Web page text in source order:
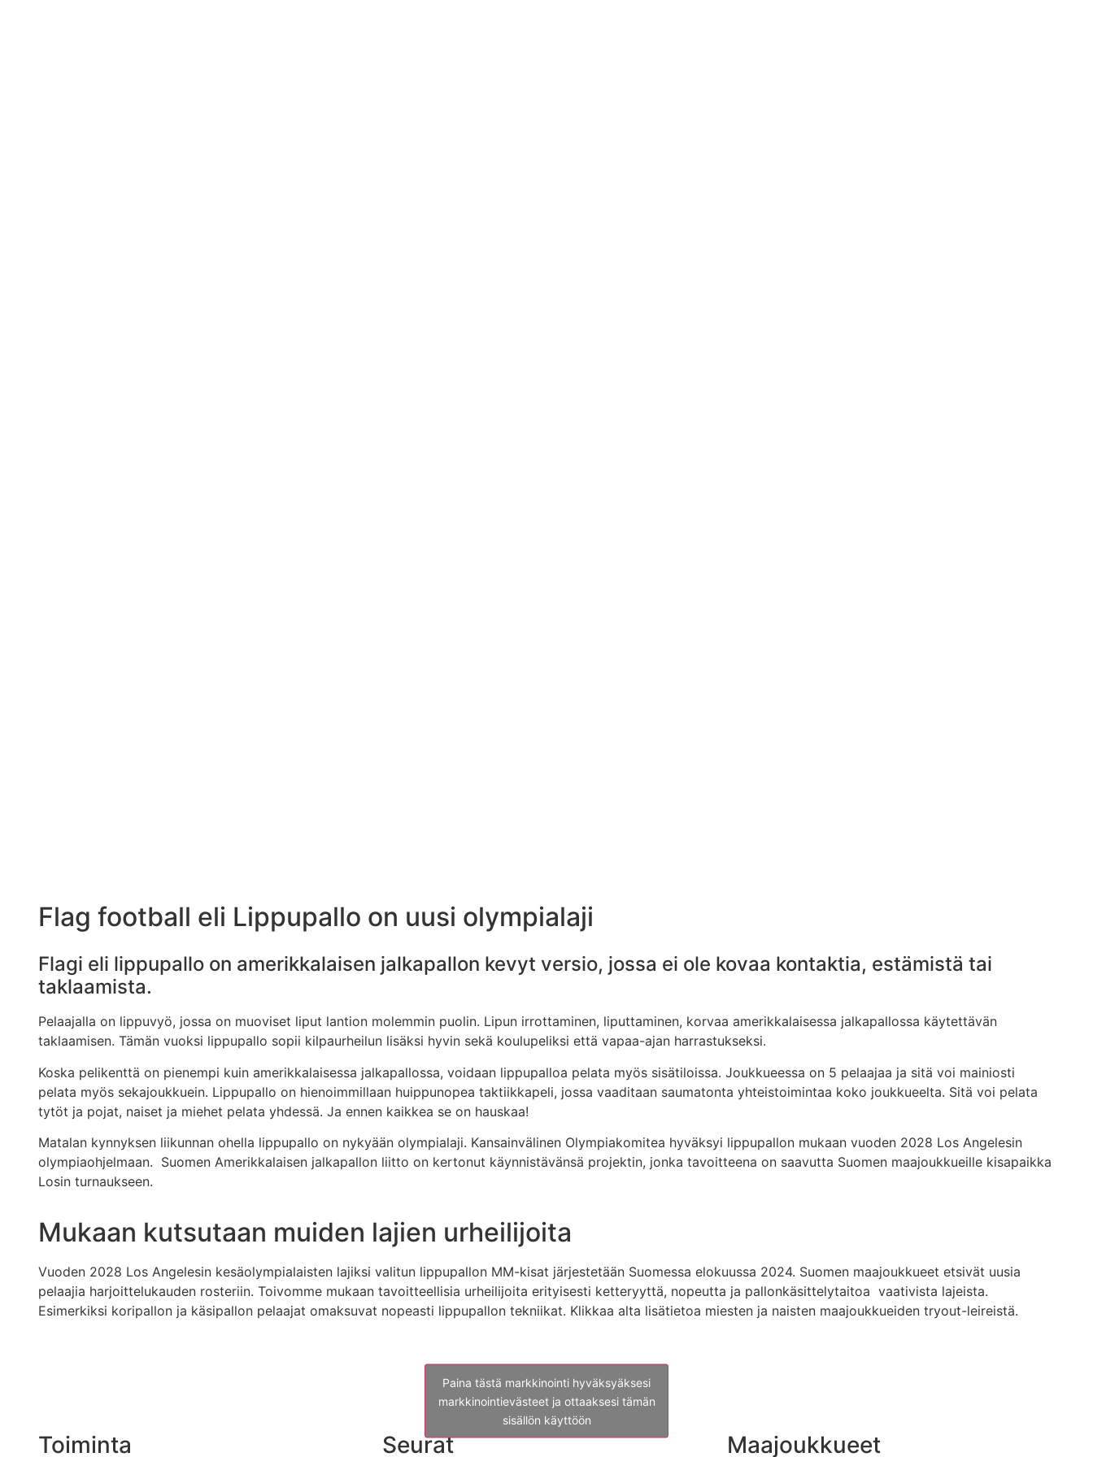
Flag football eli Lippupallo on uusi olympialaji
Flagi eli lippupallo on amerikkalaisen jalkapallon kevyt versio, jossa ei ole kovaa kontaktia, estämistä tai
taklaamista.
Pelaajalla on lippuvyö, jossa on muoviset liput lantion molemmin puolin. Lipun irrottaminen, liputtaminen, korvaa amerikkalaisessa jalkapallossa käytettävän
taklaamisen. Tämän vuoksi lippupallo sopii kilpaurheilun lisäksi hyvin sekä koulupeliksi että vapaa-ajan harrastukseksi.
Koska pelikenttä on pienempi kuin amerikkalaisessa jalkapallossa, voidaan lippupalloa pelata myös sisätiloissa. Joukkueessa on 5 pelaajaa ja sitä voi mainiosti
pelata myös sekajoukkuein. Lippupallo on hienoimmillaan huippunopea taktiikkapeli, jossa vaaditaan saumatonta yhteistoimintaa koko joukkueelta. Sitä voi pelata
tytöt ja pojat, naiset ja miehet pelata yhdessä. Ja ennen kaikkea se on hauskaa!
Matalan kynnyksen liikunnan ohella lippupallo on nykyään olympialaji. Kansainvälinen Olympiakomitea hyväksyi lippupallon mukaan vuoden 2028 Los Angelesin
olympiaohjelmaan. Suomen Amerikkalaisen jalkapallon liitto on kertonut käynnistävänsä projektin, jonka tavoitteena on saavutta Suomen maajoukkueille kisapaikka
Losin turnaukseen.
Mukaan kutsutaan muiden lajien urheilijoita
Vuoden 2028 Los Angelesin kesäolympialaisten lajiksi valitun lippupallon MM-kisat järjestetään Suomessa elokuussa 2024. Suomen maajoukkueet etsivät uusia
pelaajia harjoittelukauden rosteriin. Toivomme mukaan tavoitteellisia urheilijoita erityisesti ketteryyttä, nopeutta ja pallonkäsittelytaitoa vaativista lajeista.
Esimerkiksi koripallon ja käsipallon pelaajat omaksuvat nopeasti lippupallon tekniikat. Klikkaa alta lisätietoa miesten ja naisten maajoukkueiden tryout-leireistä.
Paina tästä markkinointi hyväksyäksesi
markkinointievästeet ja ottaaksesi tämän
sisällön käyttöön
Toiminta Seurat Maajoukkueet